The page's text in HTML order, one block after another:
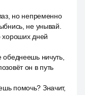
но непременно
не унывай.
хороших дней
ничуть,
он в путь
помочь? Значит,